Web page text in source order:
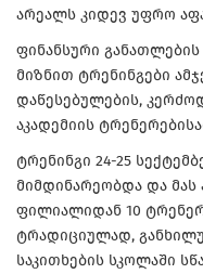
არეალს კიდევ უფრო
ფინანსური
მიზნით ტრენინგები
დაწესებულების,
აკადემიის
ტრენინგი 24-25
მიმდინარეობდა და მას
ფილიალიდან 10
ტრადიციულად,
საკითხების სკოლაში